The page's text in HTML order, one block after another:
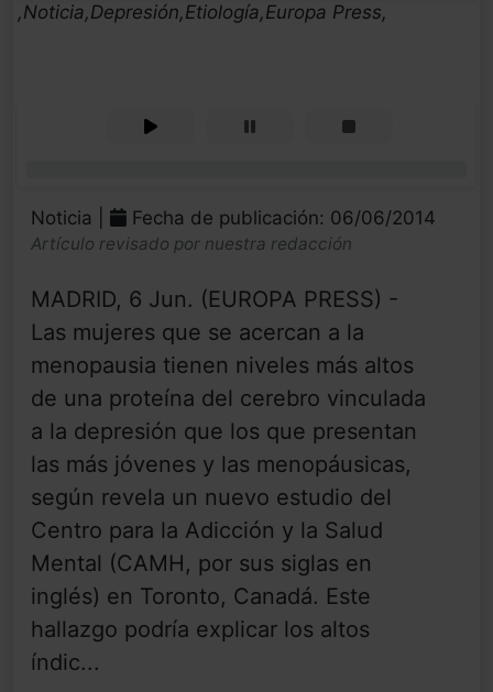
,Noticia,Depresión,Etiología,Europa Press,
Noticia | Fecha de publicación: 06/06/2014
Artículo revisado por nuestra redacción
MADRID, 6 Jun. (EUROPA PRESS) -
Las mujeres que se acercan a la
menopausia tienen niveles más altos
de una proteína del cerebro vinculada
a la depresión que los que presentan
las más jóvenes y las menopáusicas,
según revela un nuevo estudio del
Centro para la Adicción y la Salud
Mental (CAMH, por sus siglas en
inglés) en Toronto, Canadá. Este
hallazgo podría explicar los altos
índic...